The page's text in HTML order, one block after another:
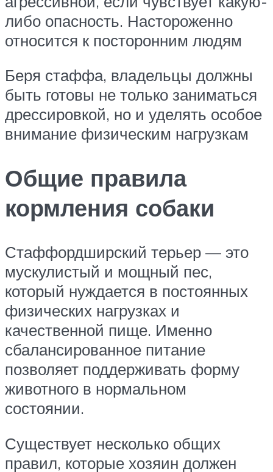
либо опасность. Настороженно
относится к посторонним людям
Беря стаффа, владельцы должны
быть готовы не только заниматься
дрессировкой, но и уделять особое
внимание физическим нагрузкам
Общие правила
кормления собаки
Стаффордширский терьер — это
мускулистый и мощный пес,
который нуждается в постоянных
физических нагрузках и
качественной пище. Именно
сбалансированное питание
позволяет поддерживать форму
животного в нормальном
состоянии.
Существует несколько общих
правил, которые хозяин должен